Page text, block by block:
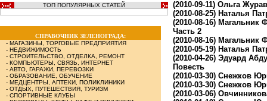
ТОП ПОПУЛЯРНЫХ СТАТЕЙ
СПРАВОЧНИК ЗЕЛЕНОГРАДА:
- МАГАЗИНЫ, ТОРГОВЫЕ ПРЕДПРИЯТИЯ
- НЕДВИЖИМОСТЬ
- СТРОИТЕЛЬСТВО, ОТДЕЛКА, РЕМОНТ
- КОМПЬЮТЕРЫ, СВЯЗЬ, ИНТЕРНЕТ
- АВТО, ГАРАЖИ, ПЕРЕВОЗКИ
- ОБРАЗОВАНИЕ, ОБУЧЕНИЕ
- МЕДЦЕНТРЫ, АПТЕКИ, ПОЛИКЛИНИКИ
- ОТДЫХ, ПУТЕШЕСТВИЯ, ТУРИЗМ
- СПОРТИВНЫЕ КЛУБЫ
(2010-09-11) Ольга
(2010-08-25) Наталья
(2010-08-16) Магальник
Часть 2
(2010-08-16) Магальник
(2010-05-19) Наталья
(2010-04-26) Эдуард
Повесть
(2010-03-30) Снежков
(2010-03-30) Снежков
(2010-03-06)